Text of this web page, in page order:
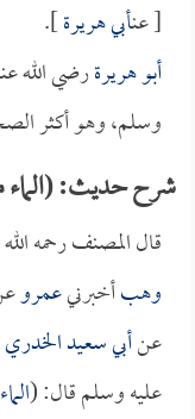
[ عنأبي هريرة].
أبو هريرةرضي الله
وسلم، وهو أكثر
شرح حديث: (الماء
قال المصنف رحمه
وهبأخبرنيعمرو
عنأبي سعيد الخدري
عليه وسلم قال: (